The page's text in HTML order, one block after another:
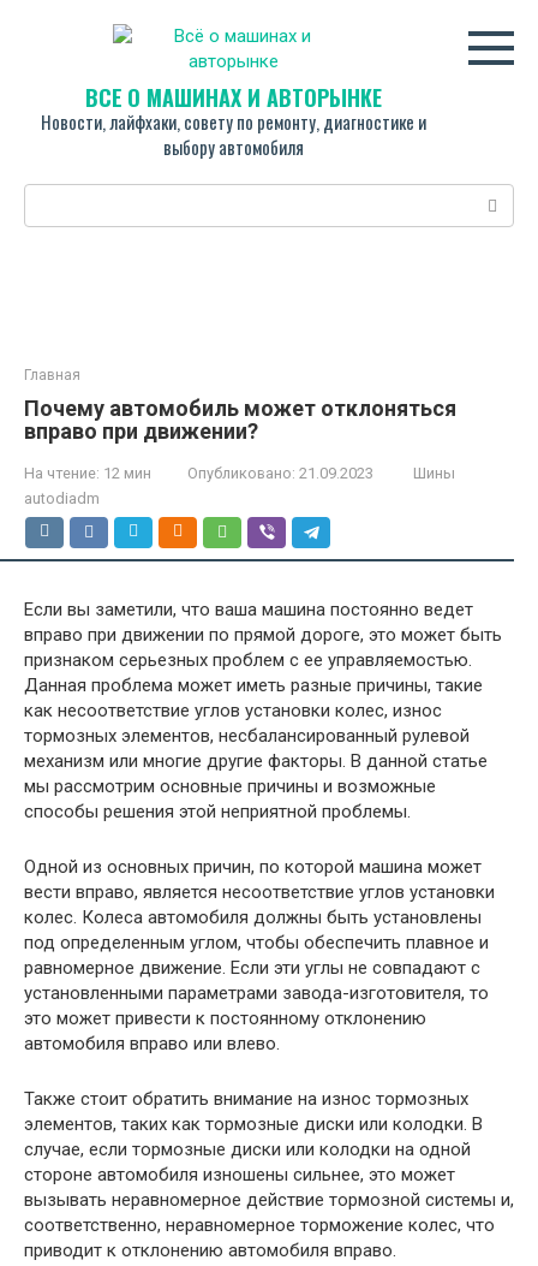
ВСЁ О МАШИНАХ И АВТОРЫНКЕ
Новости, лайфхаки, совету по ремонту, диагностике и
выбору автомобиля
Поиск:
Главная
Почему автомобиль может отклоняться
вправо при движении?
На чтение: 12 мин Опубликовано: 21.09.2023
Шины
autodiadm
Если вы заметили, что ваша машина постоянно ведет
вправо при движении по прямой дороге, это может быть
признаком серьезных проблем с ее управляемостью.
Данная проблема может иметь разные причины, такие
как несоответствие углов установки колес, износ
тормозных элементов, несбалансированный рулевой
механизм или многие другие факторы. В данной статье
мы рассмотрим основные причины и возможные
способы решения этой неприятной проблемы.
Одной из основных причин, по которой машина может
вести вправо, является несоответствие углов установки
колес. Колеса автомобиля должны быть установлены
под определенным углом, чтобы обеспечить плавное и
равномерное движение. Если эти углы не совпадают с
установленными параметрами завода-изготовителя, то
это может привести к постоянному отклонению
автомобиля вправо или влево.
Также стоит обратить внимание на износ тормозных
элементов, таких как тормозные диски или колодки. В
случае, если тормозные диски или колодки на одной
стороне автомобиля изношены сильнее, это может
вызывать неравномерное действие тормозной системы и,
соответственно, неравномерное торможение колес, что
приводит к отклонению автомобиля вправо.